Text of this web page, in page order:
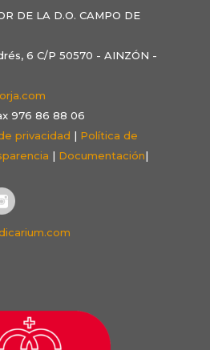
DE LA D.O. CAMPO DE
6 C/P 50570 - AINZÓN -
976 86 88 06
privacidad | Política de
| Documentación|